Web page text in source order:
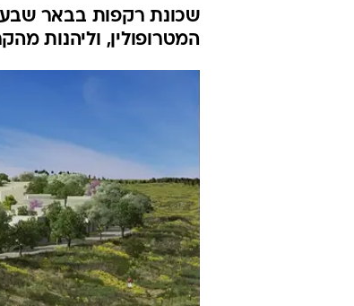
שכונת רקפות בבאר
המטרופולין, וליהנות